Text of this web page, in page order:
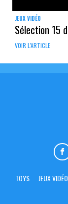
JEUX VIDÉO
Sélection 15
VOIR L'ARTICLE
TOYS JEUX VIDÉO